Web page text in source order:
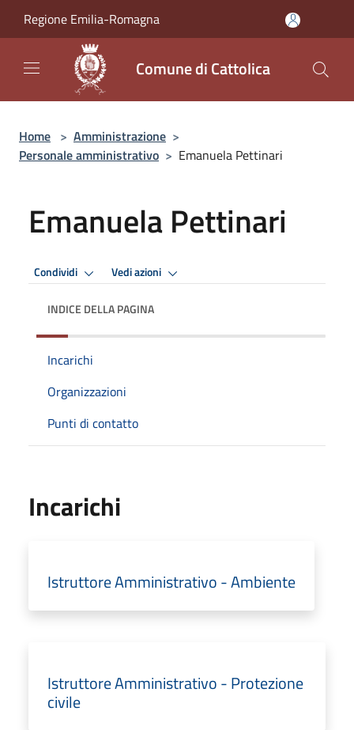
Regione Emilia-Romagna
Comune di Cattolica
Home > Amministrazione >
Personale amministrativo > Emanuela Pettinari
Emanuela Pettinari
Condividi Vedi azioni
INDICE DELLA PAGINA
Incarichi
Organizzazioni
Punti di contatto
Incarichi
Istruttore Amministrativo - Ambiente
Istruttore Amministrativo - Protezione
civile